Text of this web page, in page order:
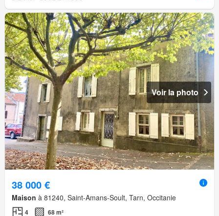
Voir la photo
38 000 €
Maison à 81240, Saint-Amans-Soult, Tarn, Occitanie
4 68 m²